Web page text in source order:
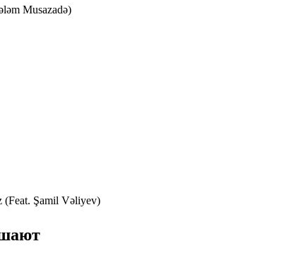
Musazadə)
(Feat. Şamil Vəliyev)